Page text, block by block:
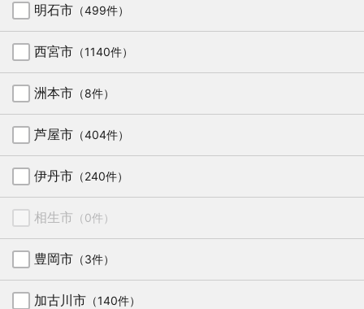
明石市 （499件）
西宮市 （1140件）
洲本市 （8件）
芦屋市 （404件）
伊丹市 （240件）
相生市 （0件）
豊岡市 （3件）
加古川市 （140件）